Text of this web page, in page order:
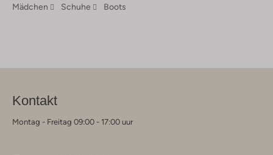
Mädchen Schuhe Boots
Kontakt
Montag - Freitag 09:00 - 17:00 uur